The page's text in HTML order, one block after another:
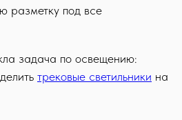
разметку под все
задача по освещению:
трековые светильники на